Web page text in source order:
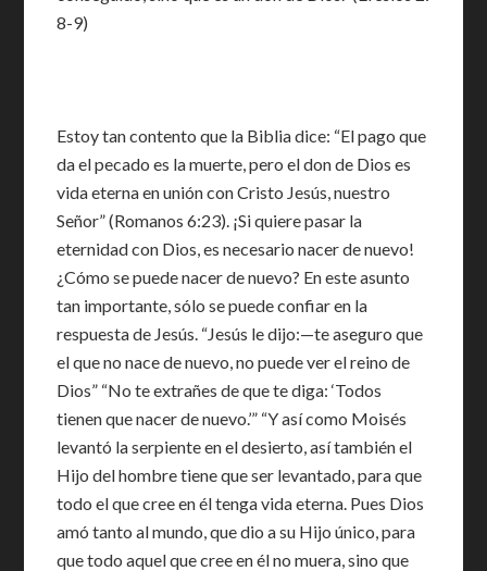
8-9)
Estoy tan contento que la Biblia dice: “El pago que
da el pecado es la muerte, pero el don de Dios es
vida eterna en unión con Cristo Jesús, nuestro
Señor” (Romanos 6:23). ¡Si quiere pasar la
eternidad con Dios, es necesario nacer de nuevo!
¿Cómo se puede nacer de nuevo? En este asunto
tan importante, sólo se puede confiar en la
respuesta de Jesús. “Jesús le dijo:—te aseguro que
el que no nace de nuevo, no puede ver el reino de
Dios” “No te extrañes de que te diga: ‘Todos
tienen que nacer de nuevo.’” “Y así como Moisés
levantó la serpiente en el desierto, así también el
Hijo del hombre tiene que ser levantado, para que
todo el que cree en él tenga vida eterna. Pues Dios
amó tanto al mundo, que dio a su Hijo único, para
que todo aquel que cree en él no muera, sino que